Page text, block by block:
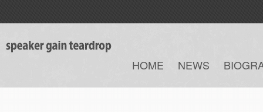
HOME NEWS